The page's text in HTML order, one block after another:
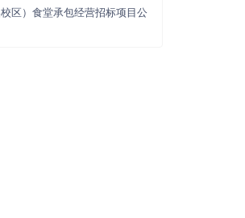
区）食堂承包经营招标项目公